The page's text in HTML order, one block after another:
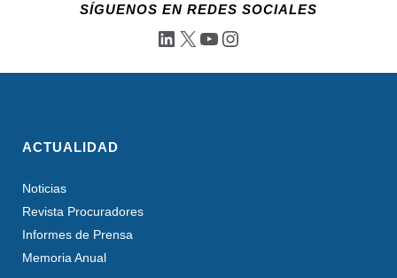
SÍGUENOS EN REDES SOCIALES
LinkedIn
X YouTube
Instagram
ACTUALIDAD
Noticias
Revista Procuradores
Informes de Prensa
Memoria Anual